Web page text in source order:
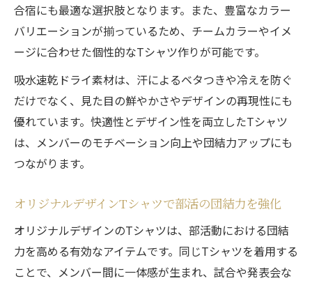
合宿にも最適な選択肢となります。また、豊富なカラー
バリエーションが揃っているため、チームカラーやイメ
ージに合わせた個性的なTシャツ作りが可能です。
吸水速乾ドライ素材は、汗によるベタつきや冷えを防ぐ
だけでなく、見た目の鮮やかさやデザインの再現性にも
優れています。快適性とデザイン性を両立したTシャツ
は、メンバーのモチベーション向上や団結力アップにも
つながります。
オリジナルデザインTシャツで部活の団結力を強化
オリジナルデザインのTシャツは、部活動における団結
力を高める有効なアイテムです。同じTシャツを着用する
ことで、メンバー間に一体感が生まれ、試合や発表会な